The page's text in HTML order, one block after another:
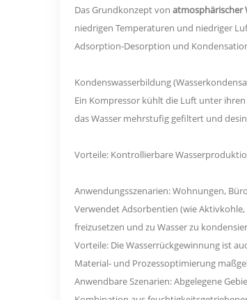
Das Grundkonzept von atmosphärischer
niedrigen Temperaturen und niedriger
Adsorption-Desorption und
Kondenswasserbildung
Ein Kompressor kühlt die Luft unter
das Wasser mehrstufig gefiltert und
Vorteile: Kontrollierbare
Anwendungsszenarien: Wohnungen,
Verwendet Adsorbentien (wie
freizusetzen und zu Wasser zu
Vorteile: Die Wasserrückgewinnung ist
Material- und Prozessoptimierung
Anwendbare Szenarien: Abgelegene